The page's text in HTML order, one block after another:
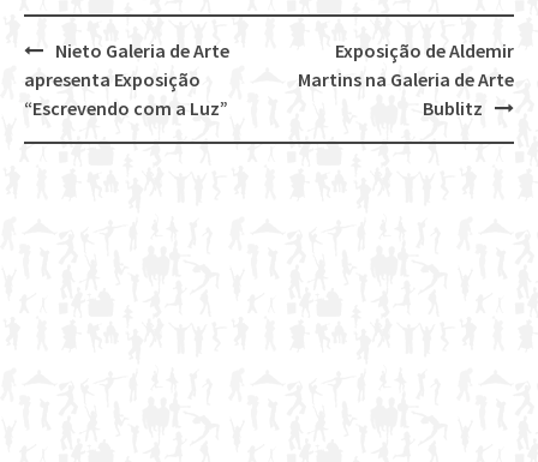
Post
navigation
Exposição de Aldemir
Martins na Galeria de Arte
Bublitz
Nieto Galeria de Arte
apresenta Exposição
“Escrevendo com a Luz”